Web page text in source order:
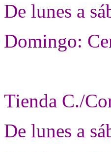
De lunes a
Domingo:
Tienda C./
De lunes a